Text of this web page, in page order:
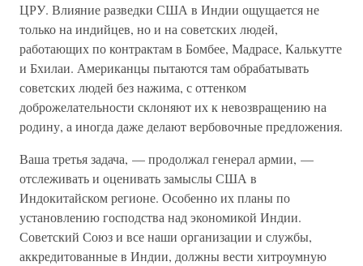
ЦРУ. Влияние разведки США в Индии ощущается не
только на индийцев, но и на советских людей,
работающих по контрактам в Бомбее, Мадрасе, Калькутте
и Бхилаи. Американцы пытаются там обрабатывать
советских людей без нажима, с оттенком
доброжелательности склоняют их к невозвращению на
родину, а иногда даже делают вербовочные предложения.
Ваша третья задача, — продолжал генерал армии, —
отслеживать и оценивать замыслы США в
Индокитайском регионе. Особенно их планы по
установлению господства над экономикой Индии.
Советский Союз и все наши организации и службы,
аккредитованные в Индии, должны вести хитроумную